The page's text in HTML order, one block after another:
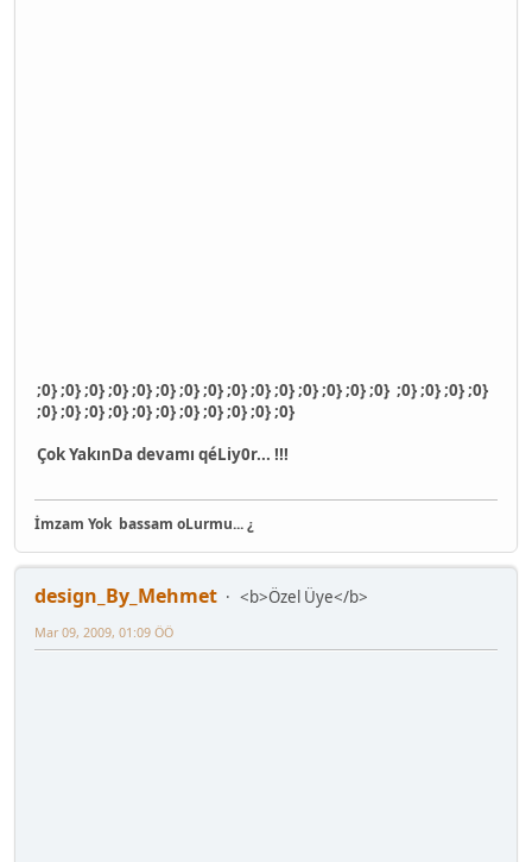
;0} ;0} ;0} ;0} ;0} ;0} ;0} ;0} ;0} ;0} ;0} ;0} ;0} ;0} ;0} ;0} ;0} ;0} ;0}
;0} ;0} ;0} ;0} ;0} ;0} ;0} ;0} ;0} ;0} ;0}
Çok YakınDa devamı qéLiy0r... !!!
İmzam Yok bassam oLurmu... ¿
design_By_Mehmet <b>Özel Üye</b>
Mar 09, 2009, 01:09 ÖÖ